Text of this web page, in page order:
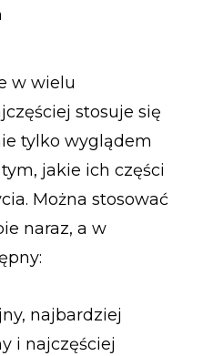
w wielu
stosuje się
tylko wyglądem
jakie ich części
Można stosować
naraz, a w
najbardziej
i najczęściej